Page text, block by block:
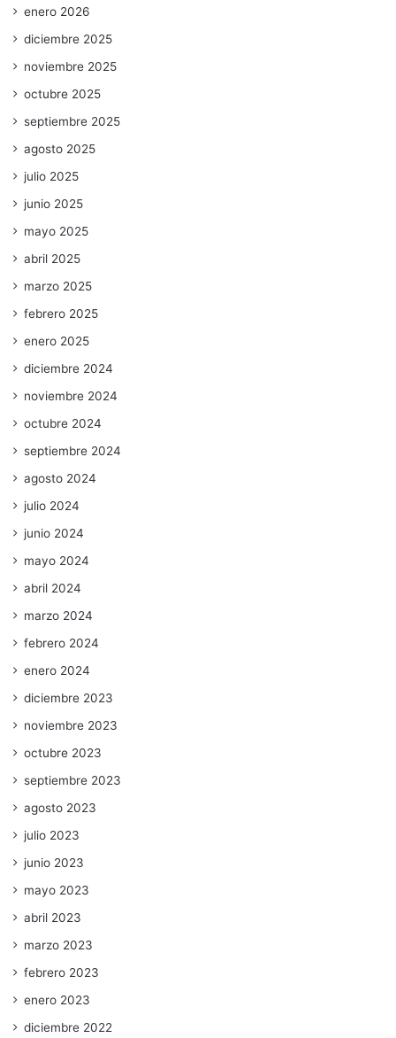
enero 2026
diciembre 2025
noviembre 2025
octubre 2025
septiembre 2025
agosto 2025
julio 2025
junio 2025
mayo 2025
abril 2025
marzo 2025
febrero 2025
enero 2025
diciembre 2024
noviembre 2024
octubre 2024
septiembre 2024
agosto 2024
julio 2024
junio 2024
mayo 2024
abril 2024
marzo 2024
febrero 2024
enero 2024
diciembre 2023
noviembre 2023
octubre 2023
septiembre 2023
agosto 2023
julio 2023
junio 2023
mayo 2023
abril 2023
marzo 2023
febrero 2023
enero 2023
diciembre 2022